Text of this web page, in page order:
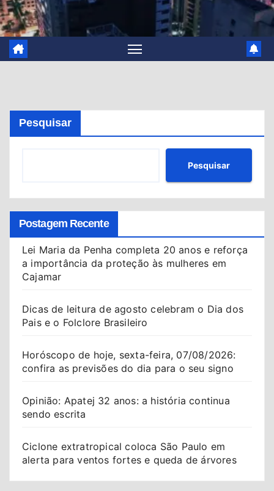
Pesquisar
Pesquisar
Postagem Recente
Lei Maria da Penha completa 20 anos e reforça
a importância da proteção às mulheres em
Cajamar
Dicas de leitura de agosto celebram o Dia dos
Pais e o Folclore Brasileiro
Horóscopo de hoje, sexta-feira, 07/08/2026:
confira as previsões do dia para o seu signo
Opinião: Apatej 32 anos: a história continua
sendo escrita
Ciclone extratropical coloca São Paulo em
alerta para ventos fortes e queda de árvores